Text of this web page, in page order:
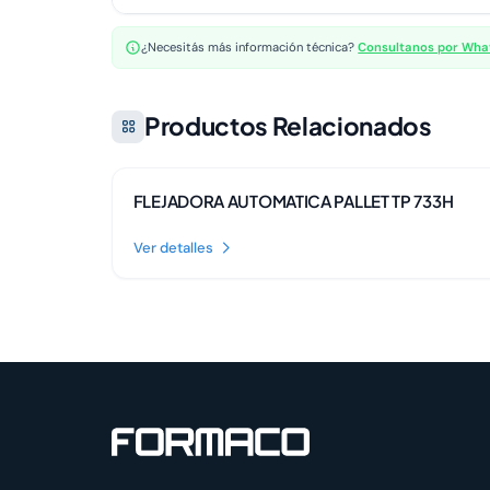
¿Necesitás más información técnica?Consultanos por
Productos Relacionados
Disponible
FLEJADORA AUTOMATICA PALLET TP 733H
Ver detalles